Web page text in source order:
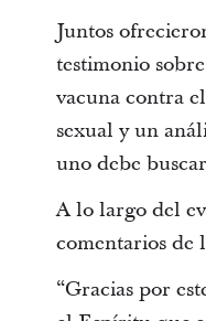
Juntos
testimonio
vacuna contra
sexual y un
uno debe
A lo largo del
comentarios de
“Gracias por